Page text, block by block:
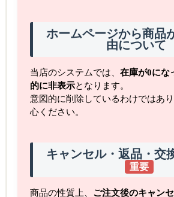
ホームページから商品
由について
当店のシステムでは、 在庫が0にな
的に非表示となります。
意図的に削除しているわけではあ
心ください。
キャンセル・返品・交
重要
商品の性質上、 ご注文後のキャン